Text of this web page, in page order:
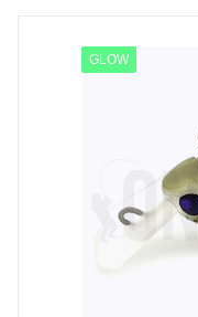
GLOW